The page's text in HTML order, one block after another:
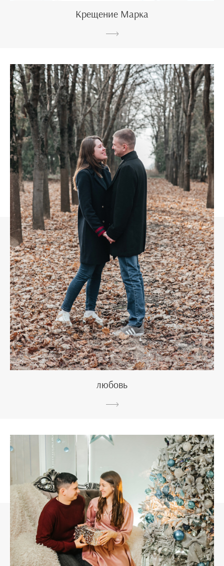
Крещение Марка
любовь